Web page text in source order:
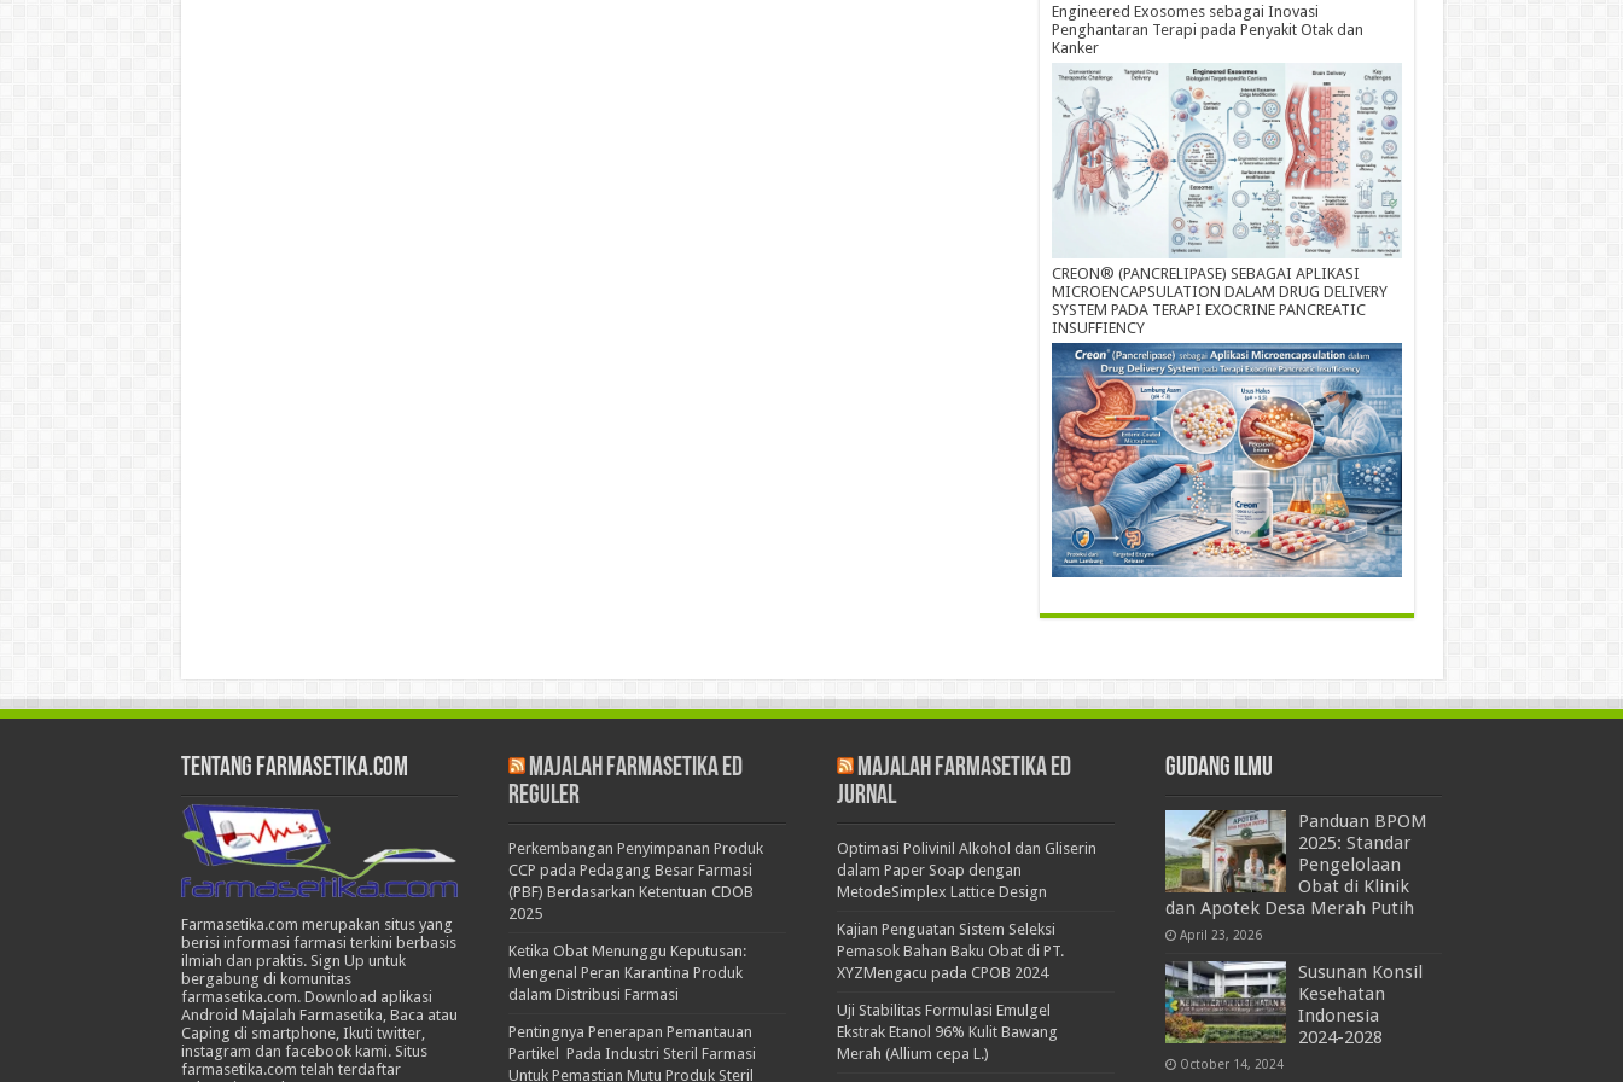
Engineered Exosomes sebagai Inovasi
Penghantaran Terapi pada Penyakit Otak dan
Kanker
CREON® (PANCRELIPASE) SEBAGAI APLIKASI
MICROENCAPSULATION DALAM DRUG DELIVERY
SYSTEM PADA TERAPI EXOCRINE PANCREATIC
INSUFFIENCY
Tentang Farmasetika.com
Farmasetika.com merupakan situs yang
berisi informasi farmasi terkini berbasis
ilmiah dan praktis. Sign Up untuk
bergabung di komunitas
farmasetika.com. Download aplikasi
Android Majalah Farmasetika, Baca atau
Caping di smartphone, Ikuti twitter,
instagram dan facebook kami. Situs
farmasetika.com telah terdaftar
Majalah Farmasetika Ed
Reguler
Perkembangan Penyimpanan Produk
CCP pada Pedagang Besar Farmasi
(PBF) Berdasarkan Ketentuan CDOB
2025
Ketika Obat Menunggu Keputusan:
Mengenal Peran Karantina Produk
dalam Distribusi Farmasi
Pentingnya Penerapan Pemantauan
Partikel Pada Industri Steril Farmasi
Untuk Pemastian Mutu Produk Steril
Majalah Farmasetika Ed
Jurnal
Optimasi Polivinil Alkohol dan Gliserin
dalam Paper Soap dengan
MetodeSimplex Lattice Design
Kajian Penguatan Sistem Seleksi
Pemasok Bahan Baku Obat di PT.
XYZMengacu pada CPOB 2024
Uji Stabilitas Formulasi Emulgel
Ekstrak Etanol 96% Kulit Bawang
Merah (Allium cepa L.)
Gudang Ilmu
Panduan BPOM
2025: Standar
Pengelolaan
Obat di Klinik
dan Apotek Desa Merah Putih
April 23, 2026
Susunan Konsil
Kesehatan
Indonesia
2024-2028
October 14, 2024